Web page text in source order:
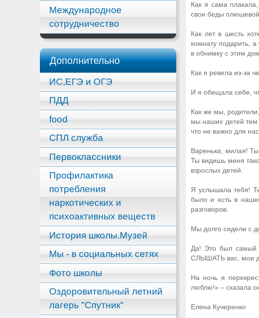
Международное
сотрудничество
Дополнительно
ИС,ЕГЭ и ОГЭ
ПДД
food
СПЛ служба
Первоклассники
Профилактика
потребления
наркотических и
психоактивных веществ
История школы.Музей
Мы - в социальных сетях
Фото школы
Оздоровительный летний
лагерь "Спутник"
Как я сама
свои беды
Как лет в шесть
комнату подарить,
в обнимку с этим
Как я ревела из-за
И я обещала себе,
Как же мы,
мы наших детей тем
что не важно для
Варенька, милая!
Ты видишь меня
взрослых детей.
Я услышала тебя!
было и есть в
разговоров.
Мы долго сидели с
Да! Это был самый
СЛЫШАТЬ вас, мои
На ночь я
люблю!» – сказала
Елена Кучеренко